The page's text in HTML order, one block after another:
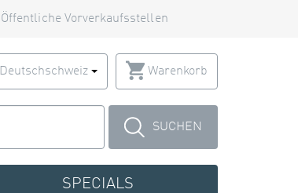
Öffentliche Vorverkaufsstellen
Deutschschweiz Warenkorb
SUCHEN
SPECIALS